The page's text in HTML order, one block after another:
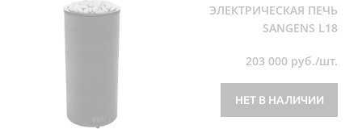
ЭЛЕКТРИЧЕСКАЯ ПЕЧЬ
SANGENS L18
203 000 руб./шт.
НЕТ В НАЛИЧИИ